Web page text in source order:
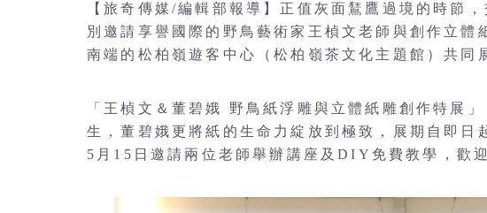
【旅奇傳媒/編輯部報導】正值灰面鵟鷹過境的時節
別邀請享譽國際的野鳥藝術家王楨文老師與創作立體
南端的松柏嶺遊客中心（松柏嶺茶文化主題館）共同
「王楨文＆董碧娥 野鳥紙浮雕與立體紙雕創作特展
生，董碧娥更將紙的生命力綻放到極致，展期自即日
5月15日邀請兩位老師舉辦講座及DIY免費教學，歡